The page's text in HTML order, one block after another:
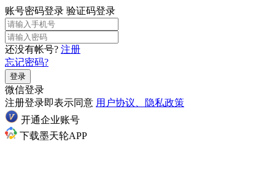
账号密码登录 验证码登录
还没有帐号? 注册
忘记密码?
登录
微信登录
注册登录即表示同意 用户协议、隐私政策
开通企业账号
下载墨天轮APP